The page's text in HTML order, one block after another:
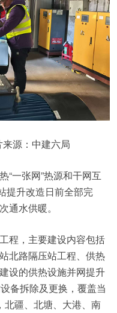
源：中建六局
“一张网”热源和干网互
提升改造日前全部完
通水供暖。
程，主要建设内容包括
北路隔压站工程、供热
设的供热设施并网提升
备拆除及更换，覆盖当
北疆、北塘、大港、南